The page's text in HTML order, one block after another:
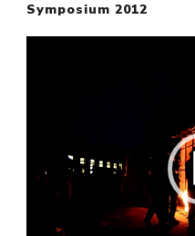
Symposium 2012